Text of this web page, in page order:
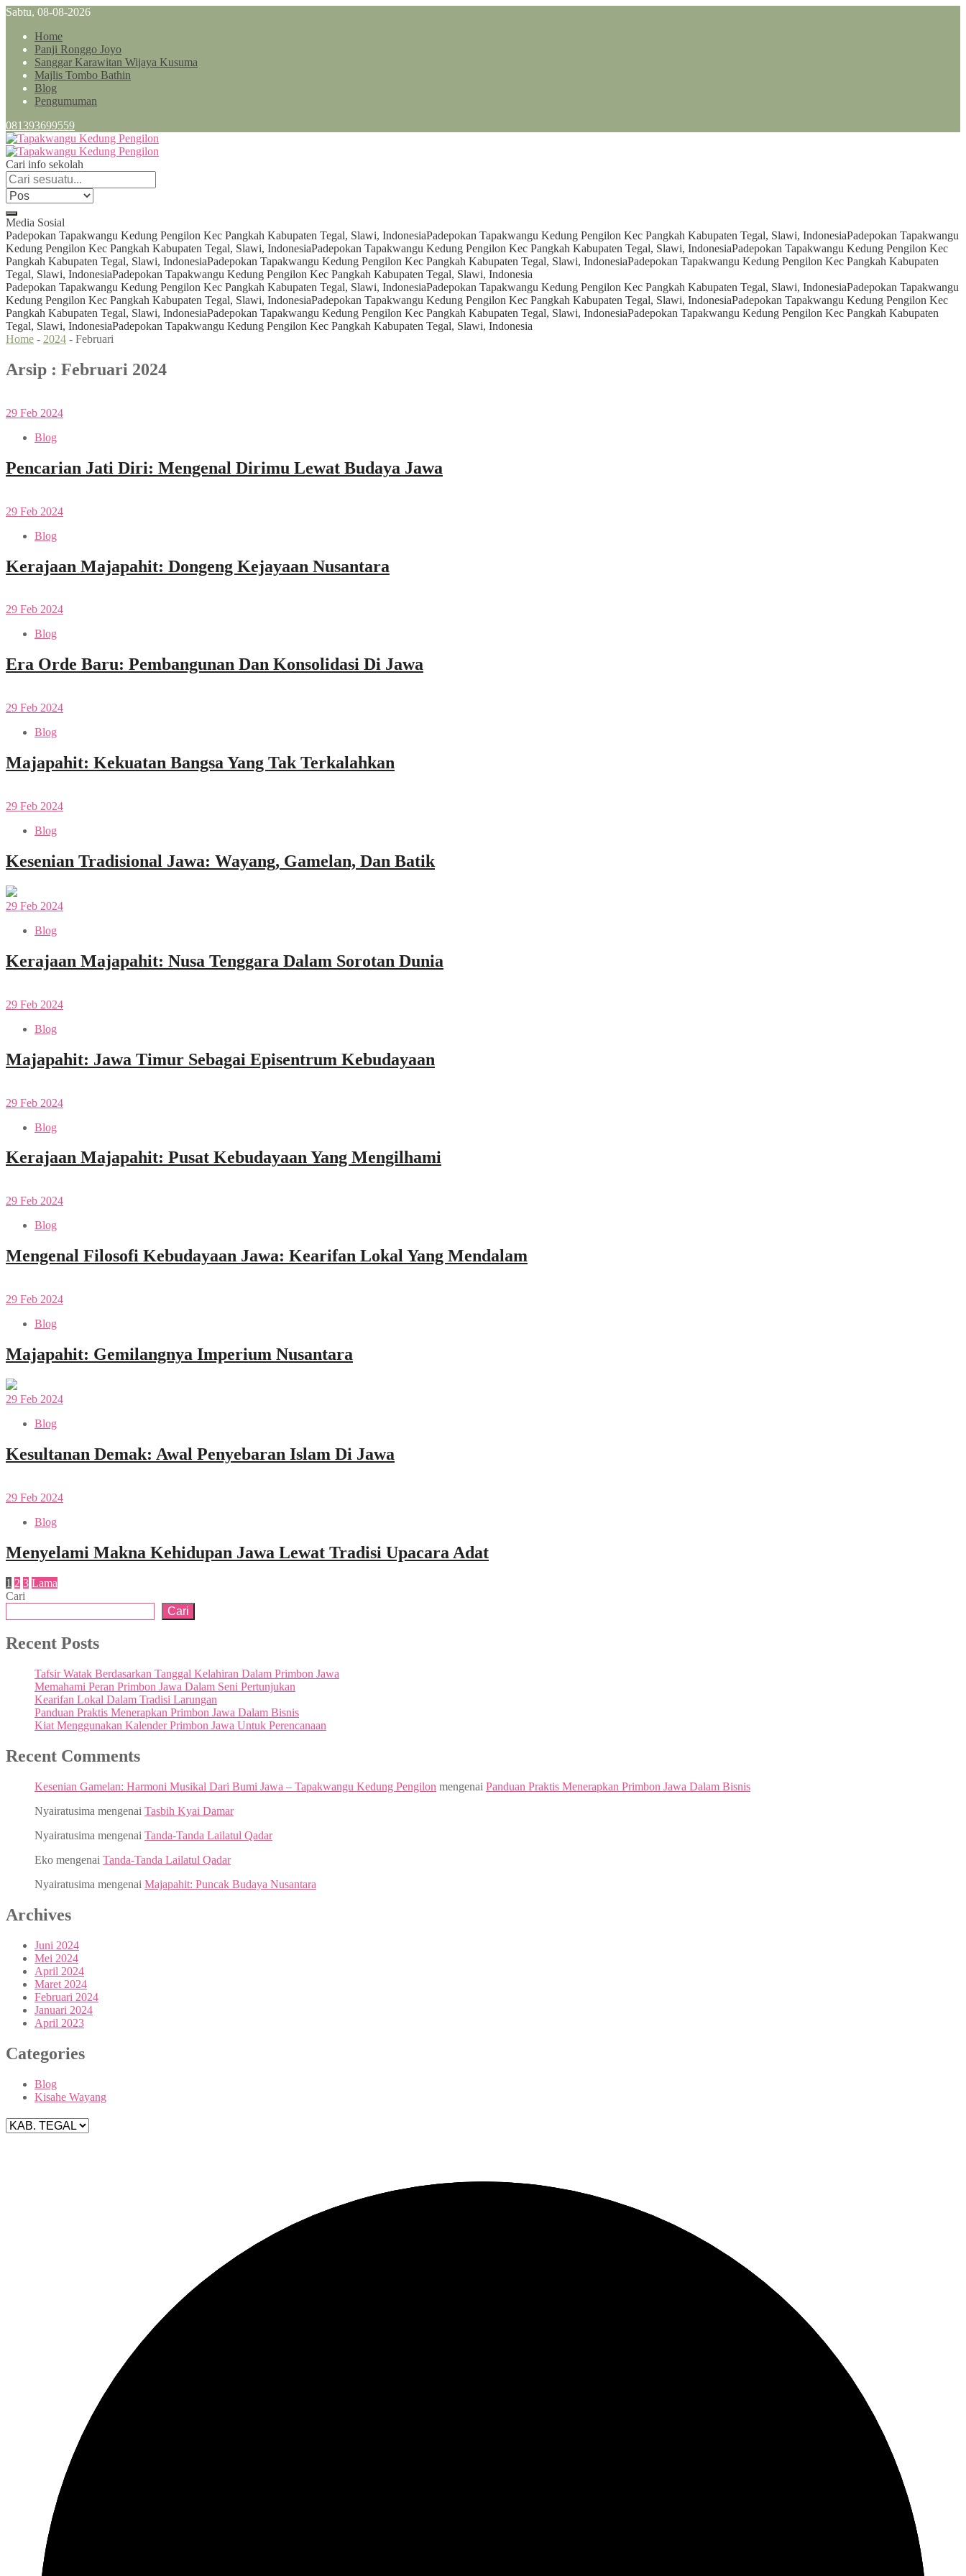
Sabtu, 08-08-2026
Home
Panji Ronggo Joyo
Sanggar Karawitan Wijaya Kusuma
Majlis Tombo Bathin
Blog
Pengumuman
081393699559
Cari info sekolah
Media Sosial
Padepokan Tapakwangu Kedung Pengilon Kec Pangkah Kabupaten Tegal, Slawi, IndonesiaPadepokan Tapakwangu Kedung Pengilon Kec Pangkah Kabupaten Tegal, Slawi, IndonesiaPadepokan Tapakwangu
Kedung Pengilon Kec Pangkah Kabupaten Tegal, Slawi, IndonesiaPadepokan Tapakwangu Kedung Pengilon Kec Pangkah Kabupaten Tegal, Slawi, IndonesiaPadepokan Tapakwangu Kedung Pengilon Kec
Pangkah Kabupaten Tegal, Slawi, IndonesiaPadepokan Tapakwangu Kedung Pengilon Kec Pangkah Kabupaten Tegal, Slawi, IndonesiaPadepokan Tapakwangu Kedung Pengilon Kec Pangkah Kabupaten
Tegal, Slawi, IndonesiaPadepokan Tapakwangu Kedung Pengilon Kec Pangkah Kabupaten Tegal, Slawi, Indonesia
Padepokan Tapakwangu Kedung Pengilon Kec Pangkah Kabupaten Tegal, Slawi, IndonesiaPadepokan Tapakwangu Kedung Pengilon Kec Pangkah Kabupaten Tegal, Slawi, IndonesiaPadepokan Tapakwangu
Kedung Pengilon Kec Pangkah Kabupaten Tegal, Slawi, IndonesiaPadepokan Tapakwangu Kedung Pengilon Kec Pangkah Kabupaten Tegal, Slawi, IndonesiaPadepokan Tapakwangu Kedung Pengilon Kec
Pangkah Kabupaten Tegal, Slawi, IndonesiaPadepokan Tapakwangu Kedung Pengilon Kec Pangkah Kabupaten Tegal, Slawi, IndonesiaPadepokan Tapakwangu Kedung Pengilon Kec Pangkah Kabupaten
Tegal, Slawi, IndonesiaPadepokan Tapakwangu Kedung Pengilon Kec Pangkah Kabupaten Tegal, Slawi, Indonesia
Home - 2024 - Februari
Arsip : Februari 2024
29 Feb 2024
Blog
Pencarian Jati Diri: Mengenal Dirimu Lewat Budaya Jawa
29 Feb 2024
Blog
Kerajaan Majapahit: Dongeng Kejayaan Nusantara
29 Feb 2024
Blog
Era Orde Baru: Pembangunan Dan Konsolidasi Di Jawa
29 Feb 2024
Blog
Majapahit: Kekuatan Bangsa Yang Tak Terkalahkan
29 Feb 2024
Blog
Kesenian Tradisional Jawa: Wayang, Gamelan, Dan Batik
29 Feb 2024
Blog
Kerajaan Majapahit: Nusa Tenggara Dalam Sorotan Dunia
29 Feb 2024
Blog
Majapahit: Jawa Timur Sebagai Episentrum Kebudayaan
29 Feb 2024
Blog
Kerajaan Majapahit: Pusat Kebudayaan Yang Mengilhami
29 Feb 2024
Blog
Mengenal Filosofi Kebudayaan Jawa: Kearifan Lokal Yang Mendalam
29 Feb 2024
Blog
Majapahit: Gemilangnya Imperium Nusantara
29 Feb 2024
Blog
Kesultanan Demak: Awal Penyebaran Islam Di Jawa
29 Feb 2024
Blog
Menyelami Makna Kehidupan Jawa Lewat Tradisi Upacara Adat
1 2 3 Lama
Cari
Cari
Recent Posts
Tafsir Watak Berdasarkan Tanggal Kelahiran Dalam Primbon Jawa
Memahami Peran Primbon Jawa Dalam Seni Pertunjukan
Kearifan Lokal Dalam Tradisi Larungan
Panduan Praktis Menerapkan Primbon Jawa Dalam Bisnis
Kiat Menggunakan Kalender Primbon Jawa Untuk Perencanaan
Recent Comments
Kesenian Gamelan: Harmoni Musikal Dari Bumi Jawa – Tapakwangu Kedung Pengilon mengenai Panduan Praktis Menerapkan Primbon Jawa Dalam Bisnis
Nyairatusima mengenai Tasbih Kyai Damar
Nyairatusima mengenai Tanda-Tanda Lailatul Qadar
Eko mengenai Tanda-Tanda Lailatul Qadar
Nyairatusima mengenai Majapahit: Puncak Budaya Nusantara
Archives
Juni 2024
Mei 2024
April 2024
Maret 2024
Februari 2024
Januari 2024
April 2023
Categories
Blog
Kisahe Wayang